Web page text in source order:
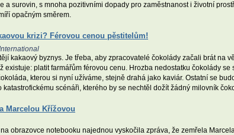
a surovin, s mnoha pozitivními dopady pro zaměstnanost i životní
opačným směrem.
krizi? Férovou cenou pěstitelům!
kakaový byznys. Je třeba, aby zpracovatelé čokolády začali brát na
existuje: platit farmářům férovou cenu. Hrozba nedostatku čokolády
kterou si nyní užíváme, stejně drahá jako kaviár. Ostatní se
katastrofickému scénáři, kterého by se nechtěl dožít žádný milovník
Marcelou Křížovou
obrazovce notebooku najednou vyskočila zpráva, že zemřela